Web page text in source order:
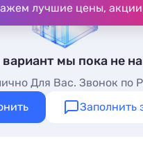
лучшие цены,
вариант мы пока не
Для Вас. Звонок по
Заполнить